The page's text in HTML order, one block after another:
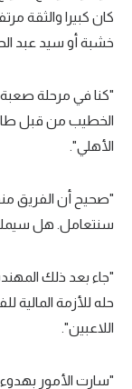
كان كبيرا والثقة
خشبة أو سيد عبد
"كنا في مرحلة
الخطيب من قبل
الأهلي".
"صحيح أن الفريق
سنتعامل. هل سيملك
"جاء بعد ذلك
حله للأزمة
اللاعبين".
"سارت الأمور بهدوء